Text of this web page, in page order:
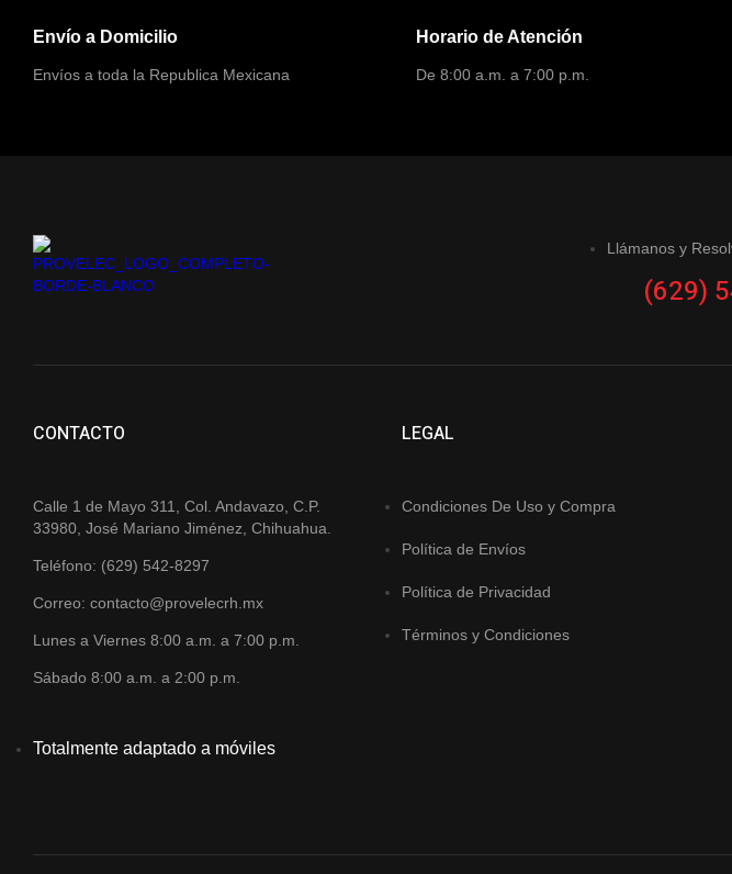
Envío a Domicilio
Envíos a toda la Republica Mexicana
Horario de Atención
De 8:00 a.m. a 7:00 p.m.
Llámanos y
(629)
CONTACTO
Calle 1 de Mayo 311, Col. Andavazo, C.P.
33980, José Mariano Jiménez, Chihuahua.
Teléfono: (629) 542-8297
Correo: contacto@provelecrh.mx
Lunes a Viernes 8:00 a.m. a 7:00 p.m.
Sábado 8:00 a.m. a 2:00 p.m.
Totalmente adaptado a móviles
LEGAL
Condiciones De Uso y Compra
Política de Envíos
Política de Privacidad
Términos y Condiciones